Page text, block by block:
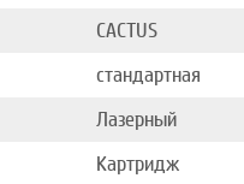
CACTUS
стандартная
Лазерный
Картридж